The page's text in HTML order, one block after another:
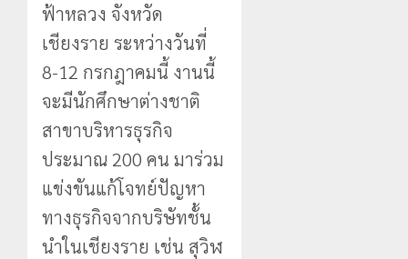
ฟ้าหลวง จังหวัด
เชียงราย ระหว่างวันที่
8-12 กรกฎาคมนี้ งานนี้
จะมีนักศึกษาต่างชาติ
สาขาบริหารธุรกิจ
ประมาณ 200 คน มาร่วม
แข่งขันแก้โจทย์ปัญหา
ทางธุรกิจจากบริษัทชั้น
นำในเชียงราย เช่น สุวิฬ